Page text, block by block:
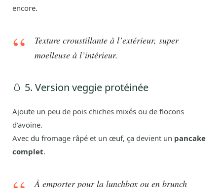
encore.
Texture croustillante à l’extérieur, super
moelleuse à l’intérieur.
🥚 5. Version veggie protéinée
Ajoute un peu de pois chiches mixés ou de flocons
d’avoine.
Avec du fromage râpé et un œuf, ça devient un pancake
complet.
À emporter pour la lunchbox ou en brunch